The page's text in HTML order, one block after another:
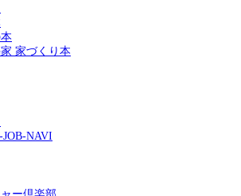
家づくり本
NAVI